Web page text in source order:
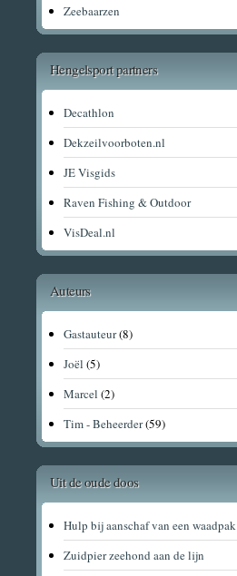
Zeebaarzen
Hengelsport partners
Decathlon
Dekzeilvoorboten.nl
JE Visgids
Raven Fishing & Outdoor
VisDeal.nl
Auteurs
Gastauteur(8)
Joël (5)
Marcel (2)
Tim - Beheerder(59)
Uit de oude doos
Hulp bij aanschaf van een waadpak
Zuidpier zeehond aan de lijn